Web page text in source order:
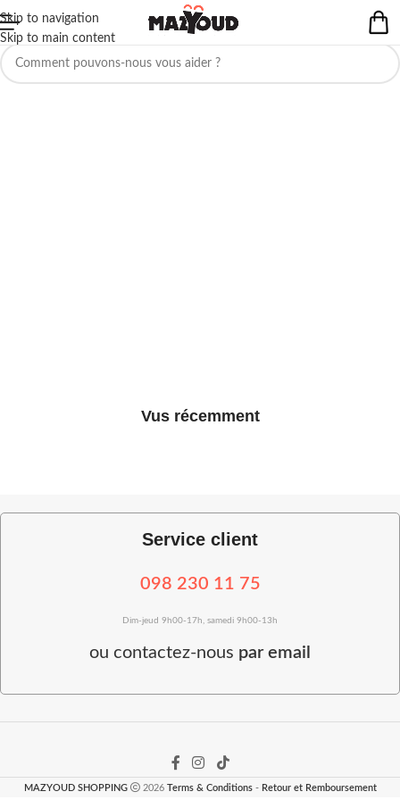
Skip to navigation
Skip to main content
Aucun produit ne correspond à votre sélection.
Vus récemment
Service client
098 230 11 75
Dim-jeud 9h00-17h, samedi 9h00-13h
ou contactez-nous par email
MAZYOUD SHOPPING 2026 Terms & Conditions - Retour et Remboursement